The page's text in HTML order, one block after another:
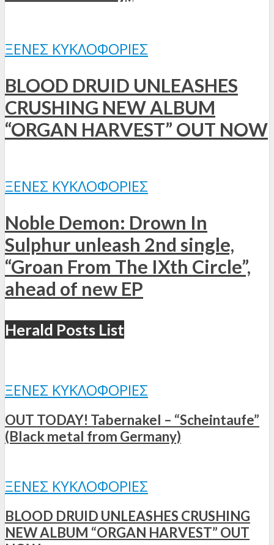
ΞΈΝΕΣ ΚΥΚΛΟΦΟΡΊΕΣ
BLOOD DRUID UNLEASHES
CRUSHING NEW ALBUM
“ORGAN HARVEST” OUT NOW
ΞΈΝΕΣ ΚΥΚΛΟΦΟΡΊΕΣ
Noble Demon: Drown In
Sulphur unleash 2nd single,
“Groan From The IXth Circle”,
ahead of new EP
Herald Posts List
ΞΈΝΕΣ ΚΥΚΛΟΦΟΡΊΕΣ
OUT TODAY! Tabernakel – “Scheintaufe”
(Black metal from Germany)
ΞΈΝΕΣ ΚΥΚΛΟΦΟΡΊΕΣ
BLOOD DRUID UNLEASHES CRUSHING
NEW ALBUM “ORGAN HARVEST” OUT